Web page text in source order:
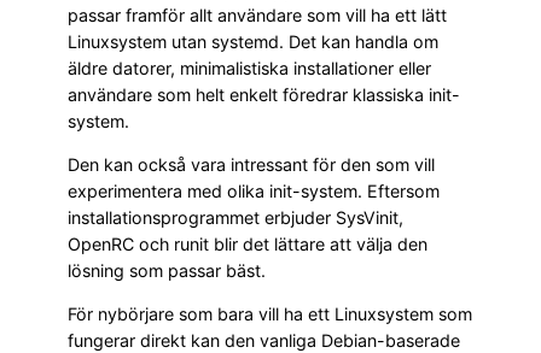
passar framför allt användare som vill ha ett lätt
Linuxsystem utan systemd. Det kan handla om
äldre datorer, minimalistiska installationer eller
användare som helt enkelt föredrar klassiska init-
system.
Den kan också vara intressant för den som vill
experimentera med olika init-system. Eftersom
installationsprogrammet erbjuder SysVinit,
OpenRC och runit blir det lättare att välja den
lösning som passar bäst.
För nybörjare som bara vill ha ett Linuxsystem som
fungerar direkt kan den vanliga Debian-baserade